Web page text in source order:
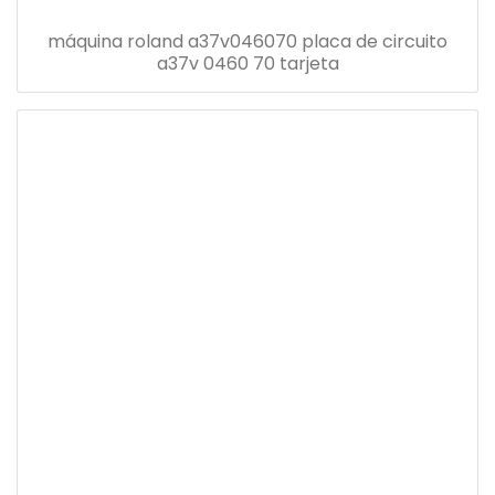
máquina roland a37v046070 placa de circuito
a37v 0460 70 tarjeta